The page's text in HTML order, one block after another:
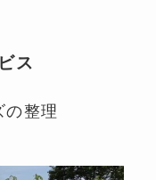
ス
の整理